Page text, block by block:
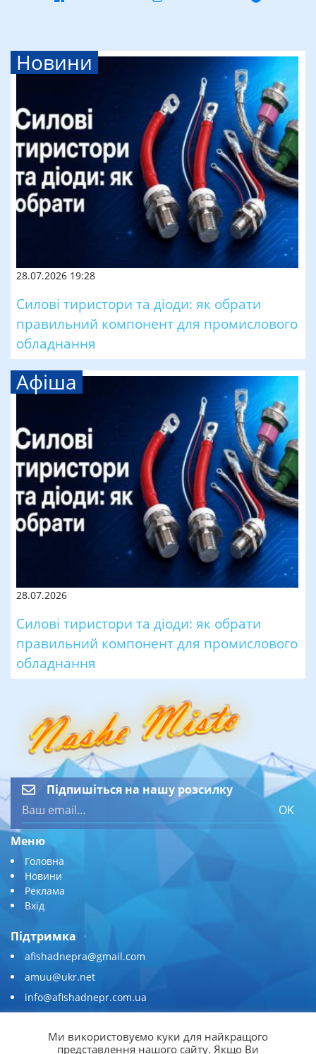
Новини
28.07.2026 19:28
Силові тиристори та діоди: як обрати
правильний компонент для промислового
обладнання
Афіша
28.07.2026
Силові тиристори та діоди: як обрати
правильний компонент для промислового
обладнання
Підпишіться на нашу розсилку
OK
Меню
Головна
Новини
Реклама
Вхід
Підтримка
afishadnepra@gmail.com
amuu@ukr.net
info@afishadnepr.com.ua
Приєднуйтесь
Ми використовуємо куки для найкращого
представлення нашого сайту. Якщо Ви